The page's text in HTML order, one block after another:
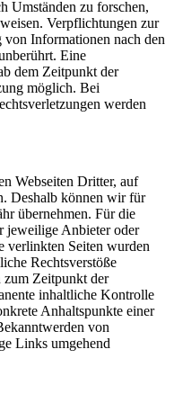
Umständen zu forschen,
Verpflichtungen zur
Informationen nach den
Eine
dem Zeitpunkt der
möglich. Bei
werden
Webseiten Dritter, auf
Deshalb können wir für
übernehmen. Für die
jeweilige Anbieter oder
verlinkten Seiten wurden
Rechtsverstöße
zum Zeitpunkt der
inhaltliche Kontrolle
Anhaltspunkte einer
von
Links umgehend